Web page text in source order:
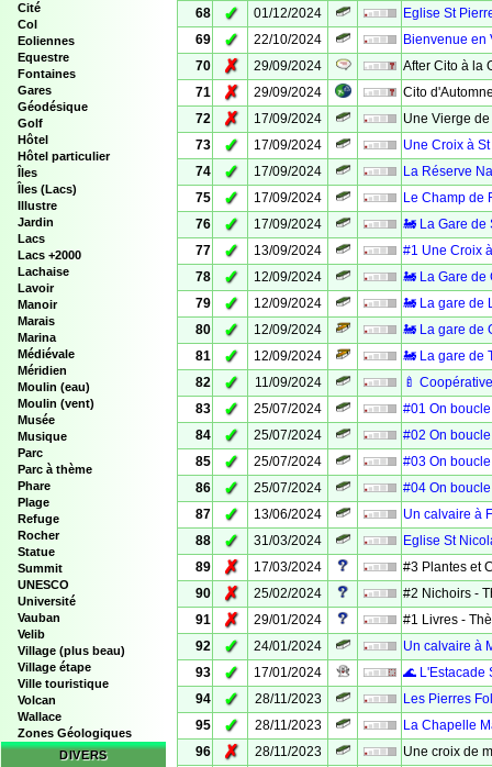
Cité
Col
Eoliennes
Equestre
Fontaines
Gares
Géodésique
Golf
Hôtel
Hôtel particulier
Îles
Îles (Lacs)
Illustre
Jardin
Lacs
Lacs +2000
Lachaise
Lavoir
Manoir
Marais
Marina
Médiévale
Méridien
Moulin (eau)
Moulin (vent)
Musée
Musique
Parc
Parc à thème
Phare
Plage
Refuge
Rocher
Statue
Summit
UNESCO
Université
Vauban
Velib
Village (plus beau)
Village étape
Ville touristique
Volcan
Wallace
Zones Géologiques
DIVERS
68
✓ 01/12/2024
Eglise St
69
✓ 22/10/2024
Bienvenue en
70
✗ 29/09/2024
After Cito à la
71
✗ 29/09/2024
Cito
72
✗ 17/09/2024
Une Vierge
73
✓ 17/09/2024
Une Croix à
74
✓ 17/09/2024
La Réserve
75
✓ 17/09/2024
Le Champ de
76
✓ 17/09/2024
🚂 La Gare de
77
✓ 13/09/2024
#1 Une Croix
78
✓ 12/09/2024
🚂 La Gare de
79
✓ 12/09/2024
🚂 La gare de
80
✓ 12/09/2024
🚂 La gare de
81
✓ 12/09/2024
🚂 La gare de
82
✓ 11/09/2024
🍼
83
✓ 25/07/2024
#01 On
84
✓ 25/07/2024
#02 On
85
✓ 25/07/2024
#03 On
86
✓ 25/07/2024
#04 On
87
✓ 13/06/2024
Un calvaire à
88
✓ 31/03/2024
Eglise St
89
✗ 17/03/2024
#3 Plantes et
90
✗ 25/02/2024
#2 Nichoirs -
91
✗ 29/01/2024
#1 Livres -
92
✓ 24/01/2024
Un calvaire à
93
✓ 17/01/2024
🌊 L'Estacade
94
✓ 28/11/2023
Les Pierres
95
✓ 28/11/2023
La Chapelle
96
✗ 28/11/2023
Une croix de